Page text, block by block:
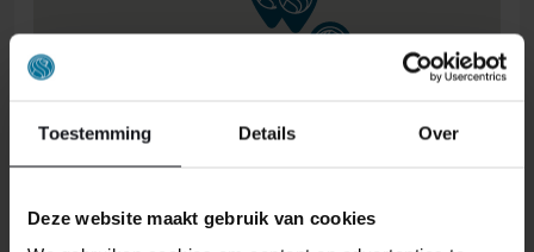
Toestemming Details Over
Deze website maakt gebruik van cookies